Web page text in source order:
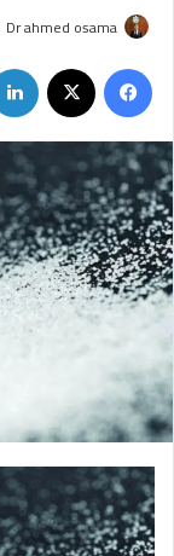
Dr ahmed osama